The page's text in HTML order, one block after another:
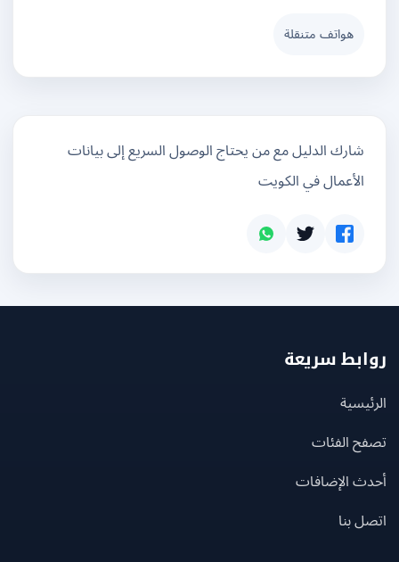
هواتف متنقلة
شارك الدليل مع من يحتاج الوصول السريع إلى بيانات
الأعمال في الكويت
سريعة
الفئات
الإضافات
بنا